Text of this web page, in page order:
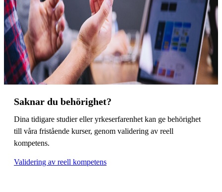
Saknar du behörighet?
Dina tidigare studier eller yrkeserfarenhet kan ge behörighet
till våra fristående kurser, genom validering av reell
kompetens.
Validering av reell kompetens